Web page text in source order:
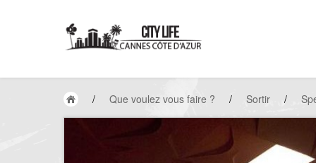
/ Que voulez vous faire ? / Sortir /